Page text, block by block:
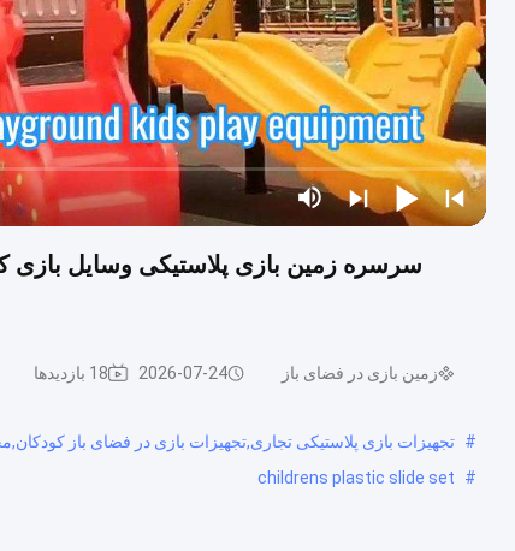
سرسره زمین بازی پلاستیکی وسایل بازی
زمین بازی در فضای باز 2026-07-24 18 بازدیدها
# تجهیزات بازی پلاستیکی تجاری,تجهیزات بازی در فضای باز
#
childrens plastic slide set